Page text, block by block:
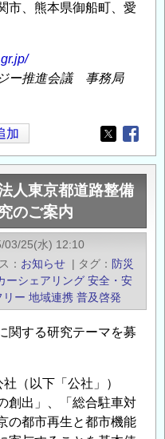
市、熊本県御船町、愛
ー推進会議 事務局
加
Opens in
人東京都道路整備
のご案内
03/25(水) 12:10
お知らせ | タグ
防災
ーシェアリング 安全・安
リー 地域連携 普及啓発
関する研究テーマを募
（以下「公社」）
創出」、「総合駐車対
の都市再生と都市機能